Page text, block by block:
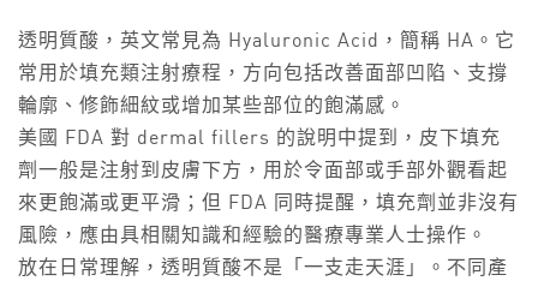
透明質酸，英文常見為 Hyaluronic Acid，簡稱 HA。它
常用於填充類注射療程，方向包括改善面部凹陷、支撐
輪廓、修飾細紋或增加某些部位的飽滿感。
美國 FDA 對 dermal fillers 的說明中提到，皮下填充
劑一般是注射到皮膚下方，用於令面部或手部外觀看起
來更飽滿或更平滑；但 FDA 同時提醒，填充劑並非沒有
風險，應由具相關知識和經驗的醫療專業人士操作。
放在日常理解，透明質酸不是「一支走天涯」。不同產